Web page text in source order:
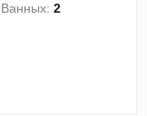
Ванных:2